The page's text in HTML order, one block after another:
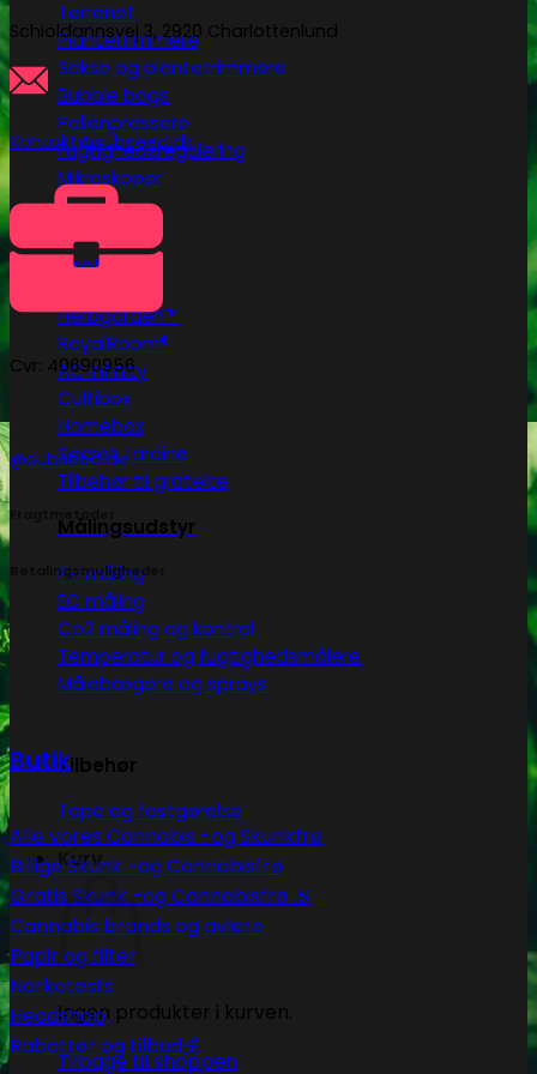
Tørrenet
Plantetrimmere
Sakse og plantetrimmere
Bubble bags
Pollenpressere
Fugtighedsregulering
Mikroskoper
Grotelte
Herbgarden™
RoyalRoom®
AC infinity
Cultibox
Homebox
Secret Jardine
Tilbehør til grotelte
Målingsudstyr
PH måling
EC måling
Co2 måling og kontrol
Temperatur og fugtighedsmålere
Målebægere og sprays
Tilbehør
Tape og fastgørelse
Kurv
Ingen produkter i kurven.
Tilbage til shoppen
Schioldannsvej 3, 2920 Charlottenlund
Kontakt@subseed.dk
Cvr: 40690956
@subseed.dk
Fragtmetoder
Betalingsmuligheder
Butik
Alle vores Cannabis -og Skunkfrø
Billige Skunk -og Cannabisfrø
Gratis Skunk -og Cannabisfrø 🌿
Cannabis brands og avlere
Papir og filter
Narkotests
Headshop
Rabatter og tilbud💰